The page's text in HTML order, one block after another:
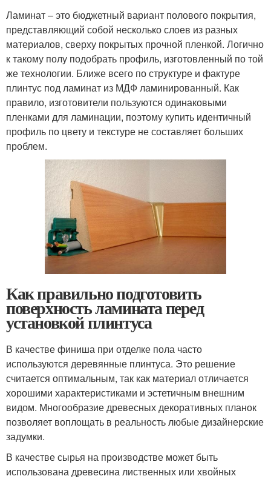
Ламинат – это бюджетный вариант полового покрытия,
представляющий собой несколько слоев из разных
материалов, сверху покрытых прочной пленкой. Логично
к такому полу подобрать профиль, изготовленный по той
же технологии. Ближе всего по структуре и фактуре
плинтус под ламинат из МДФ ламинированный. Как
правило, изготовители пользуются одинаковыми
пленками для ламинации, поэтому купить идентичный
профиль по цвету и текстуре не составляет больших
проблем.
Как правильно подготовить
поверхность ламината перед
установкой плинтуса
В качестве финиша при отделке пола часто
используются деревянные плинтуса. Это решение
считается оптимальным, так как материал отличается
хорошими характеристиками и эстетичным внешним
видом. Многообразие древесных декоративных планок
позволяет воплощать в реальность любые дизайнерские
задумки.
В качестве сырья на производстве может быть
использована древесина лиственных или хвойных